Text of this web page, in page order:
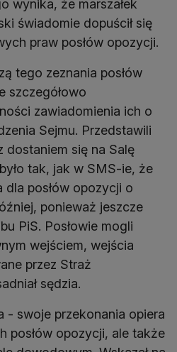
wynika, że marszałek
świadomie dopuścił się
praw posłów opozycji.
tego zeznania posłów
szczegółowo
zawiadomienia ich o
Sejmu. Przedstawili
dostaniem się na Salę
tak, jak w SMS-ie, że
dla posłów opozycji o
ponieważ jeszcze
PiS. Posłowie mogli
wejściem, wejścia
przez Straż
sędzia.
- swoje przekonania opiera
posłów opozycji, ale także